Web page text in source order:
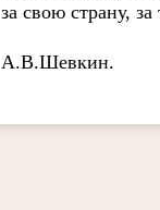
за свою страну,
А.В.Шевкин.